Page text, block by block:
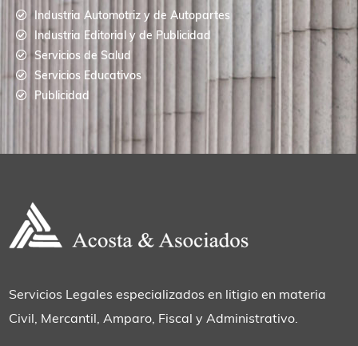
Industria Automotriz y de Autopartes
Industria Editorial y de Publicidad
Servicios de Salud
Servicios Educativos
Publicidad
Servicios Legales especializados en litigio en materia
Civil, Mercantil, Amparo, Fiscal y Administrativo.